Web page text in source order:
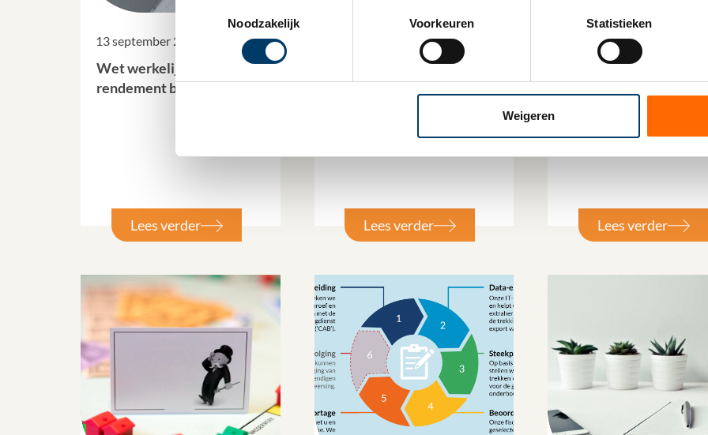
Noodzakelijk
Voorkeuren Statistieken
Weigeren
13 september 2023
Wet werkelijk
rendement box 3
Lees verder
31 augustus 2023
lucratiefbelangregeling –
Lees verder
31 augustus 2023
lucratiefbelangregeling
Lees verder